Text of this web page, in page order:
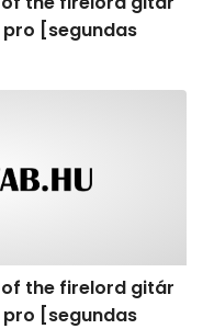
[segundas
the firelord gitár
[segundas